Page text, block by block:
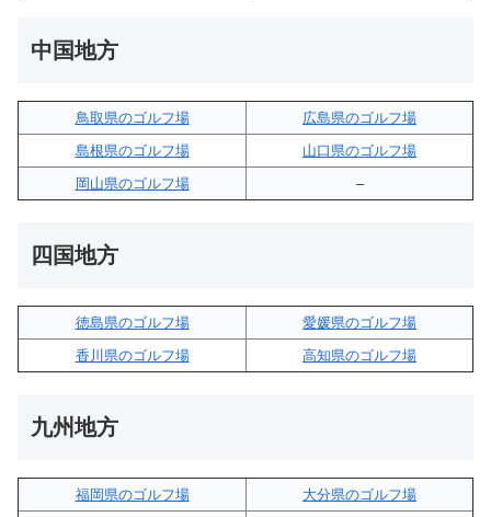
中国地方
鳥取県のゴルフ場
広島県のゴルフ場
島根県のゴルフ場
山口県のゴルフ場
岡山県のゴルフ場
–
四国地方
徳島県のゴルフ場
愛媛県のゴルフ場
香川県のゴルフ場
高知県のゴルフ場
九州地方
福岡県のゴルフ場
大分県のゴルフ場